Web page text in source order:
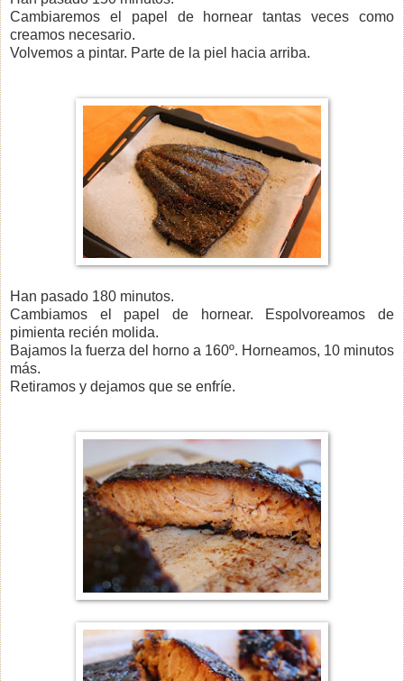
Cambiaremos el papel de hornear tantas veces como
creamos necesario.
Volvemos a pintar. Parte de la piel hacia arriba.
Han pasado 180 minutos.
Cambiamos el papel de hornear. Espolvoreamos de
pimienta recién molida.
Bajamos la fuerza del horno a 160º. Horneamos, 10 minutos
más.
Retiramos y dejamos que se enfríe.